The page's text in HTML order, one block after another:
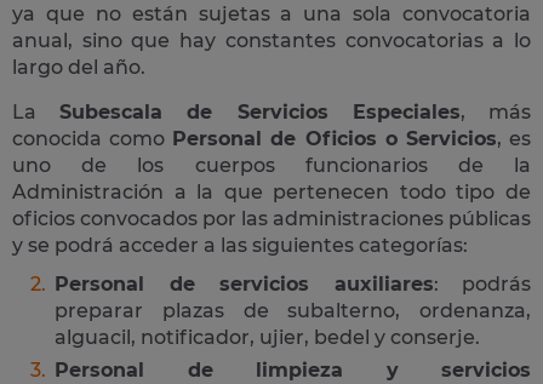
ya que no están sujetas a una sola convocatoria
anual, sino que hay constantes convocatorias a lo
largo del año.
LaSubescala de Servicios Especiales, más
conocida como Personal de Oficios o Servicios, es
uno de los cuerpos funcionarios de la
Administración a la que pertenecen todo tipo de
oficios convocados por las administraciones públicas
y se podrá acceder a las siguientes categorías:
Personal de servicios auxiliares: podrás
preparar plazas de subalterno, ordenanza,
alguacil, notificador, ujier, bedel y conserje.
Personal de limpieza y servicios